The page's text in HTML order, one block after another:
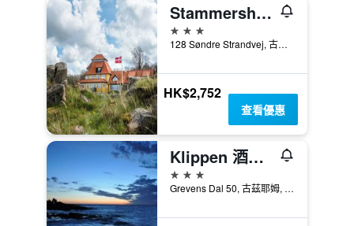
Stammershalle Badehotel
3星級
128 Søndre Strandvej, 古茲耶姆, 首都大區, 丹麥
HK$2,752
查看優惠
Klippen 酒店 - 古茲耶姆
3星級
Grevens Dal 50, 古茲耶姆, 首都大區, 丹麥